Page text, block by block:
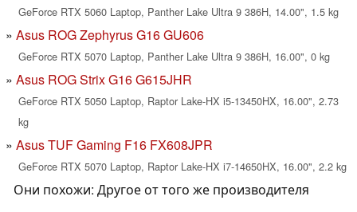
GeForce RTX 5060 Laptop, Panther Lake Ultra 9 386H, 14.00", 1.5 kg
Asus ROG Zephyrus G16 GU606
GeForce RTX 5070 Laptop, Panther Lake Ultra 9 386H, 16.00", 0 kg
Asus ROG Strix G16 G615JHR
GeForce RTX 5050 Laptop, Raptor Lake-HX i5-13450HX, 16.00", 2.73
kg
Asus TUF Gaming F16 FX608JPR
GeForce RTX 5070 Laptop, Raptor Lake-HX i7-14650HX, 16.00", 2.2 kg
Они похожи: Другое от того же производителя